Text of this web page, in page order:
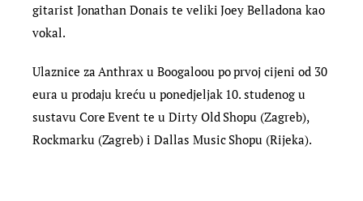
gitarist Jonathan Donais te veliki Joey Belladona kao
vokal.
Ulaznice za Anthrax u Boogaloou po prvoj cijeni od 30
eura u prodaju kreću u ponedjeljak 10. studenog u
sustavu Core Event te u Dirty Old Shopu (Zagreb),
Rockmarku (Zagreb) i Dallas Music Shopu (Rijeka).